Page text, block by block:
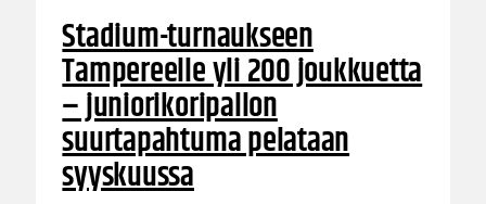
Stadium-turnaukseen
Tampereelle yli 200 joukkuetta
– juniorikoripallon
suurtapahtuma pelataan
syyskuussa